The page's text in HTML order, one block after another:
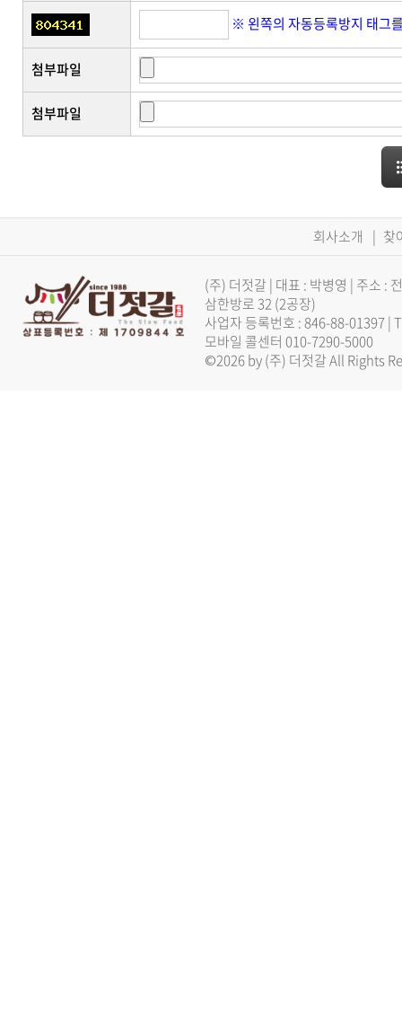
※ 왼쪽의 자동등록방지 태그
첨부파일
첨부파일
회사소개 | 찾
(주) 더젓갈 | 대표 : 박병영 | 주소 :
삼한방로 32 (2공장)
사업자 등록번호 : 846-88-01397 |
모바일 콜센터 010-7290-5000
©2026 by (주) 더젓갈 All Rights